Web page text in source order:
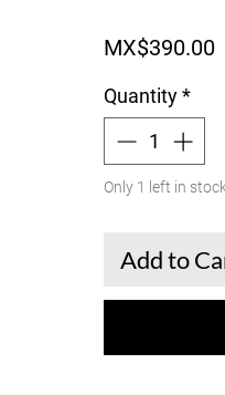
MX$390.00
Quantity*
Only 1 left in stock
Add to